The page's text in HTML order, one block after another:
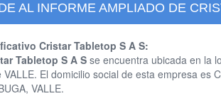
AL INFORME AMPLIADO DE
Cristar Tabletop S A S:
Tabletop S A S se encuentra ubicada en la
El domicilio social de esta empresa es
VALLE.